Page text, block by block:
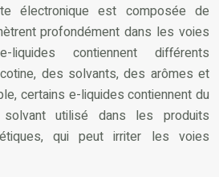
électronique est composée de
profondément dans les voies
contiennent différents
des solvants, des arômes et
certains e-liquides contiennent du
utilisé dans les produits
qui peut irriter les voies